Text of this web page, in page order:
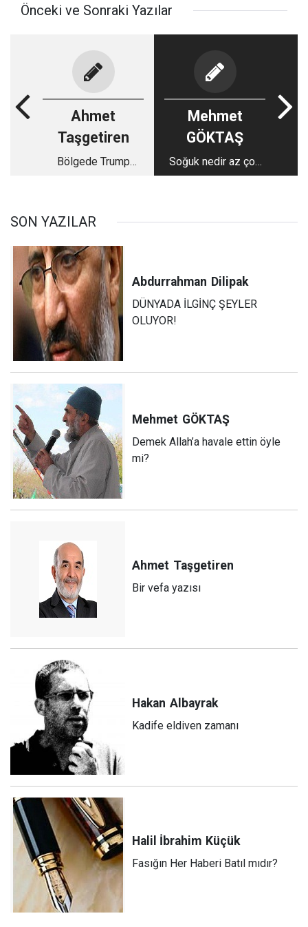
Önceki ve Sonraki Yazılar
Ahmet
Taşgetiren
Bölgede Trump
Mehmet
GÖKTAŞ
Soğuk nedir az çok
bilirim
SON YAZILAR
Abdurrahman Dilipak
DÜNYADA İLGİNÇ ŞEYLER
OLUYOR!
Mehmet GÖKTAŞ
Demek Allah’a havale ettin öyle
mi?
Ahmet Taşgetiren
Bir vefa yazısı
Hakan Albayrak
Kadife eldiven zamanı
Halil İbrahim Küçük
Fasığın Her Haberi Batıl mıdır?